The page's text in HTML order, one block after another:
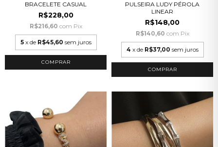
BRACELETE CASUAL
R$228,00
R$216,60 com Pix
5 x de R$45,60 sem juros
PULSEIRA LUDY PÉROLA
LINEAR
R$148,00
R$140,60 com Pix
4 x de R$37,00 sem juros